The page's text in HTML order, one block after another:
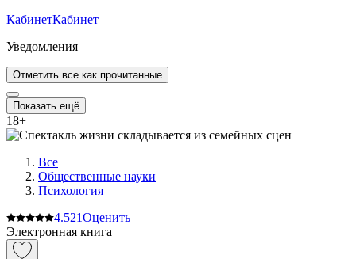
КабинетКабинет
Уведомления
Отметить все как прочитанные
Показать ещё
18+
Все
Общественные науки
Психология
4.521Оценить
Электронная книга